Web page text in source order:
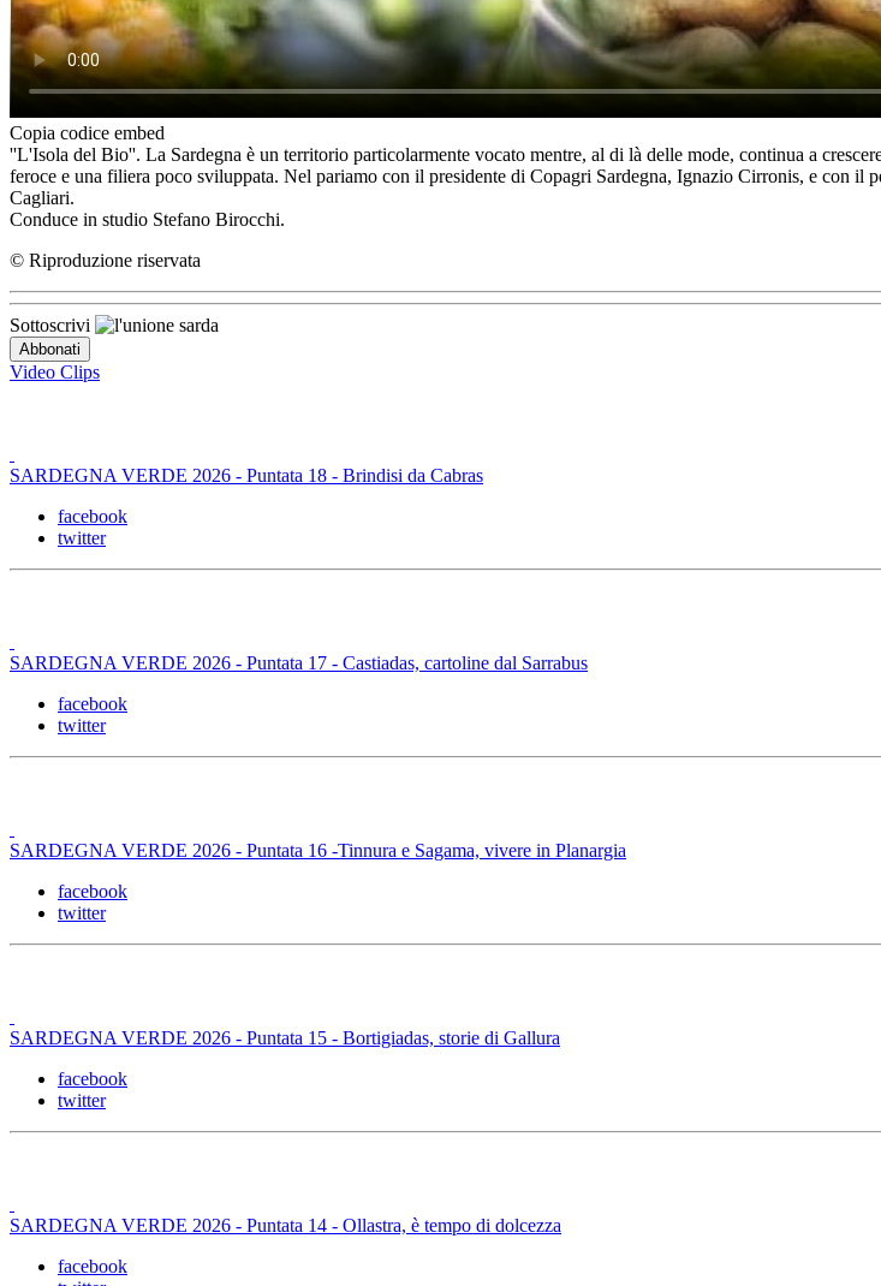
Copia codice embed
''L'Isola del Bio''. La Sardegna è un territorio particolarmente vocato mentre, al di là delle mode, continua a
feroce e una filiera poco sviluppata. Nel pariamo con il presidente di Copagri Sardegna, Ignazio Cirronis, e con
Cagliari.
Conduce in studio Stefano Birocchi.
© Riproduzione riservata
Sottoscrivi
Video Clips
SARDEGNA VERDE 2026 - Puntata 18 - Brindisi da Cabras
facebook
twitter
SARDEGNA VERDE 2026 - Puntata 17 - Castiadas, cartoline dal Sarrabus
facebook
twitter
SARDEGNA VERDE 2026 - Puntata 16 -Tinnura e Sagama, vivere in Planargia
facebook
twitter
SARDEGNA VERDE 2026 - Puntata 15 - Bortigiadas, storie di Gallura
facebook
twitter
SARDEGNA VERDE 2026 - Puntata 14 - Ollastra, è tempo di dolcezza
facebook